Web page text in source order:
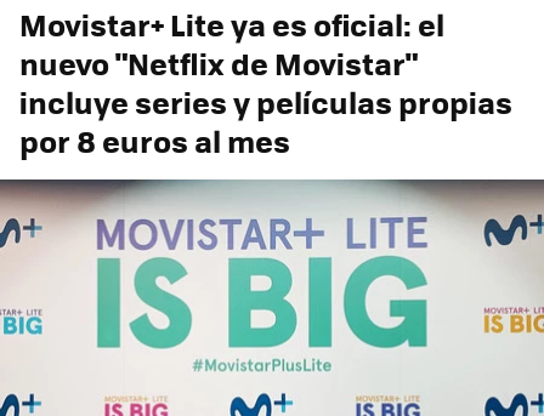
Movistar+ Lite ya es oficial: el
nuevo "Netflix de Movistar"
incluye series y películas propias
por 8 euros al mes